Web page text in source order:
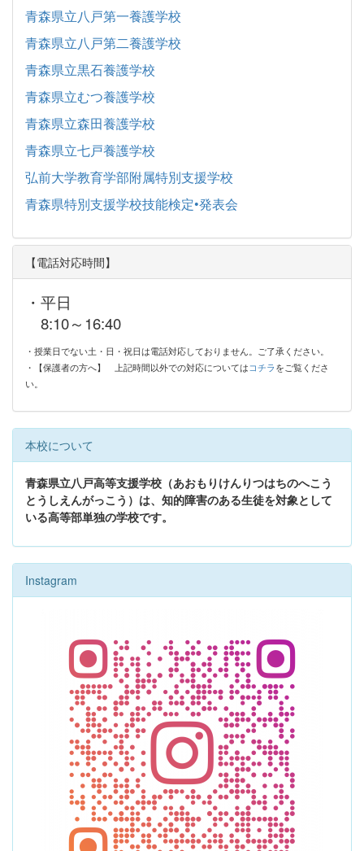
青森県立八戸第一養護学校
青森県立八戸第二養護学校
青森県立黒石養護学校
青森県立むつ養護学校
青森県立森田養護学校
青森県立七戸養護学校
弘前大学教育学部附属特別支援学校
青森県特別支援学校技能検定•発表会
【電話対応時間】
・平日
8:10～16:40
・授業日でない土・日・祝日は電話対応しておりません。ご了承ください。
・【保護者の方へ】
上記時間以外での対応についてはコチラ をご覧くださ
い。
本校について
青森県立八戸高等支援学校（あおもりけんりつはちのへこう
とうしえんがっこう）は、知的障害のある生徒を対象として
いる高等部単独の学校です。
Instagram